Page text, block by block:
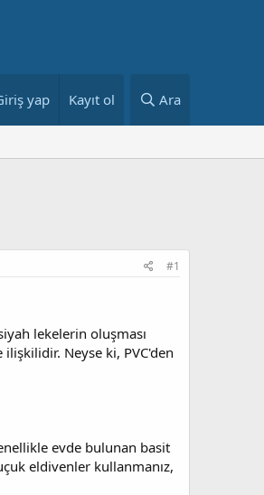
yap Kayıt ol Ara
#1
lekelerin oluşması
Neyse ki, PVC'den
evde bulunan basit
eldivenler kullanmanız,